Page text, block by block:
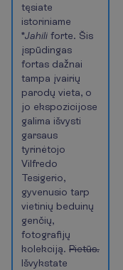
tęsiate
istoriniame
*Jahili forte. Šis
įspūdingas
fortas dažnai
tampa įvairių
parodų vieta, o
jo ekspozicijose
galima išvysti
garsaus
tyrinėtojo
Vilfredo
Tesigerio,
gyvenusio tarp
vietinių beduinų
genčių,
fotografijų
kolekciją. Pietūs.
Išvykstate